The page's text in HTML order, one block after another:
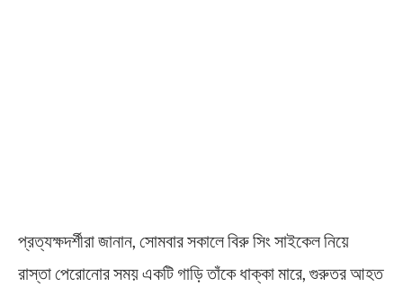
প্রত্যক্ষদর্শীরা জানান, সোমবার সকালে বিরু সিং সাইকেল নিয়ে
রাস্তা পেরোনোর সময় একটি গাড়ি তাঁকে ধাক্কা মারে, গুরুতর আহত